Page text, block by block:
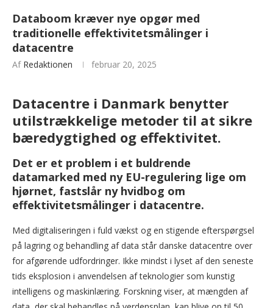
Databoom kræver nye opgør med
traditionelle effektivitetsmålinger i
datacentre
Af Redaktionen februar 20, 2025
Datacentre i Danmark benytter
utilstrækkelige metoder til at sikre
bæredygtighed og effektivitet.
Det er et problem i et buldrende
datamarked med ny EU-regulering lige om
hjørnet, fastslår ny hvidbog om
effektivitetsmålinger i datacentre.
Med digitaliseringen i fuld vækst og en stigende efterspørgsel
på lagring og behandling af data står danske datacentre over
for afgørende udfordringer. Ikke mindst i lyset af den seneste
tids eksplosion i anvendelsen af teknologier som kunstig
intelligens og maskinlæring. Forskning viser, at mængden af